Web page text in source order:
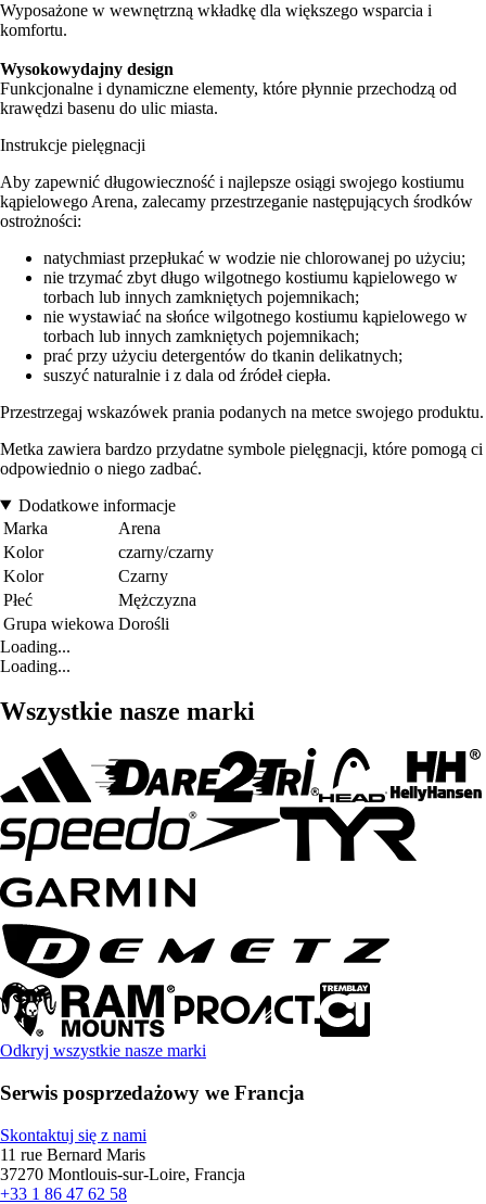
Wyposażone w wewnętrzną wkładkę dla większego wsparcia i
komfortu.
Wysokowydajny design
Funkcjonalne i dynamiczne elementy, które płynnie przechodzą od
krawędzi basenu do ulic miasta.
Instrukcje pielęgnacji
Aby zapewnić długowieczność i najlepsze osiągi swojego kostiumu
kąpielowego Arena, zalecamy przestrzeganie następujących środków
ostrożności:
natychmiast przepłukać w wodzie nie chlorowanej po użyciu;
nie trzymać zbyt długo wilgotnego kostiumu kąpielowego w
torbach lub innych zamkniętych pojemnikach;
nie wystawiać na słońce wilgotnego kostiumu kąpielowego w
torbach lub innych zamkniętych pojemnikach;
prać przy użyciu detergentów do tkanin delikatnych;
suszyć naturalnie i z dala od źródeł ciepła.
Przestrzegaj wskazówek prania podanych na metce swojego produktu.
Metka zawiera bardzo przydatne symbole pielęgnacji, które pomogą ci
odpowiednio o niego zadbać.
Dodatkowe informacje
Marka
Arena
Kolor
czarny/czarny
Kolor
Czarny
Płeć
Mężczyzna
Grupa wiekowa Dorośli
Loading...
Loading...
Wszystkie nasze marki
Odkryj wszystkie nasze marki
Serwis posprzedażowy we Francja
Skontaktuj się z nami
11 rue Bernard Maris
37270 Montlouis-sur-Loire, Francja
+33 1 86 47 62 58